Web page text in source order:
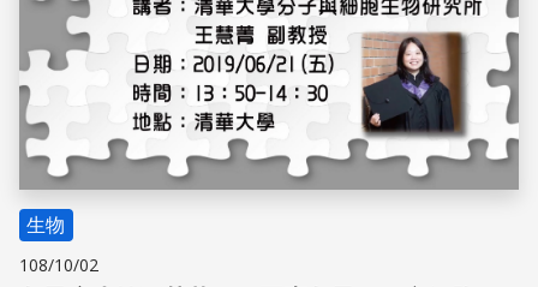
生物
108/10/02